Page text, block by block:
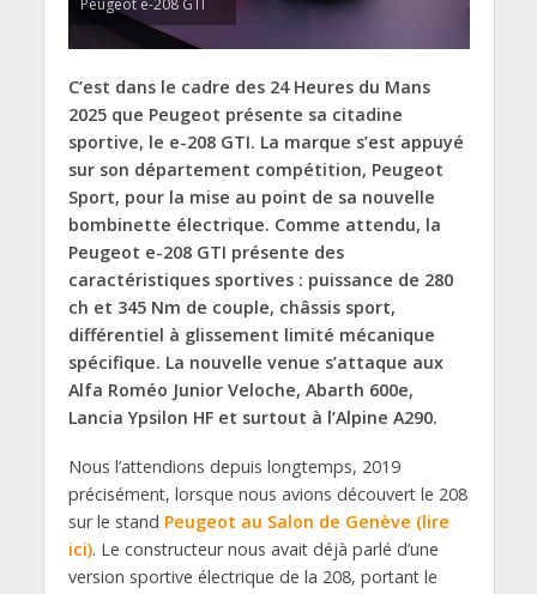
Peugeot e-208 GTI
C’est dans le cadre des 24 Heures du Mans
2025 que Peugeot présente sa citadine
sportive, le e-208 GTI. La marque s’est appuyé
sur son département compétition, Peugeot
Sport, pour la mise au point de sa nouvelle
bombinette électrique. Comme attendu, la
Peugeot e-208 GTI présente des
caractéristiques sportives : puissance de 280
ch et 345 Nm de couple, châssis sport,
différentiel à glissement limité mécanique
spécifique. La nouvelle venue s’attaque aux
Alfa Roméo Junior Veloche, Abarth 600e,
Lancia Ypsilon HF et surtout à l’Alpine A290.
Nous l’attendions depuis longtemps, 2019
précisément, lorsque nous avions découvert le 208
sur le stand Peugeot au Salon de Genève (lire
ici). Le constructeur nous avait déjà parlé d’une
version sportive électrique de la 208, portant le